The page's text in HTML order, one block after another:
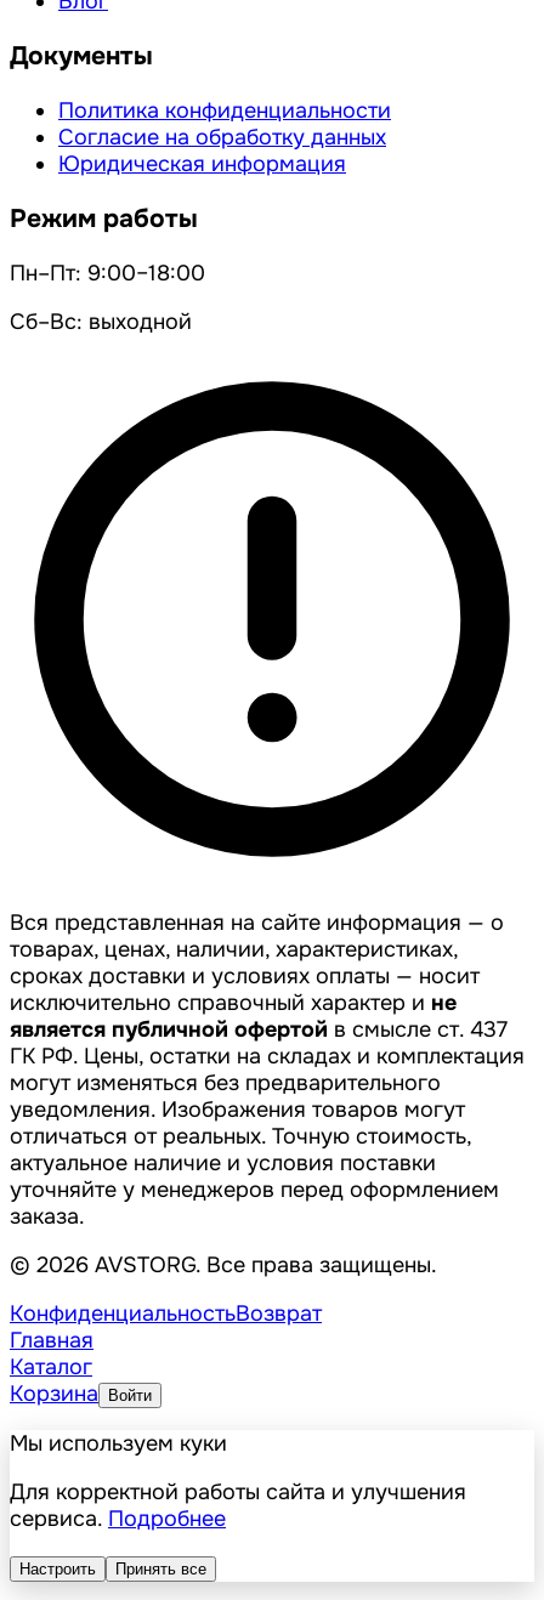
Документы
Политика конфиденциальности
Согласие на обработку данных
Юридическая информация
Режим работы
Пн–Пт: 9:00–18:00
Сб–Вс: выходной
Вся представленная на сайте информация — о
товарах, ценах, наличии, характеристиках,
сроках доставки и условиях оплаты — носит
исключительно справочный характер и не
является публичной офертой в смысле ст. 437
ГК РФ. Цены, остатки на складах и комплектация
могут изменяться без предварительного
уведомления. Изображения товаров могут
отличаться от реальных. Точную стоимость,
актуальное наличие и условия поставки
уточняйте у менеджеров перед оформлением
заказа.
© 2026 AVSTORG. Все права защищены.
КонфиденциальностьВозврат
Главная
Каталог
Корзина
Войти
Мы используем куки
Для корректной работы сайта и улучшения
сервиса. Подробнее
Настроить Принять все